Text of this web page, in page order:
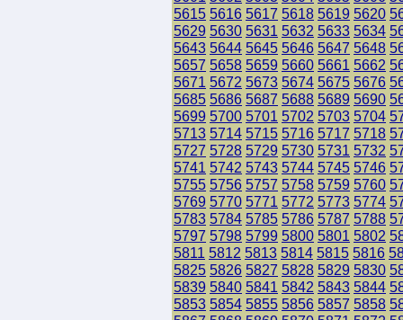
5615 5616 5617 5618 5619 5620
5629 5630 5631 5632 5633 5634
5643 5644 5645 5646 5647 5648
5657 5658 5659 5660 5661 5662
5671 5672 5673 5674 5675 5676
5685 5686 5687 5688 5689 5690
5699 5700 5701 5702 5703 5704
5713 5714 5715 5716 5717 5718
5727 5728 5729 5730 5731 5732
5741 5742 5743 5744 5745 5746
5755 5756 5757 5758 5759 5760
5769 5770 5771 5772 5773 5774
5783 5784 5785 5786 5787 5788
5797 5798 5799 5800 5801 5802
5811 5812 5813 5814 5815 5816
5825 5826 5827 5828 5829 5830
5839 5840 5841 5842 5843 5844
5853 5854 5855 5856 5857 5858